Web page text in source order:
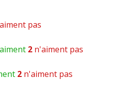
pas
aiment 2 n'aiment pas
2 n'aiment pas